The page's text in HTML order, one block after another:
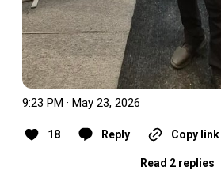
9:23 PM · May 23, 2026
18 Reply Copy link
Read 2 replies